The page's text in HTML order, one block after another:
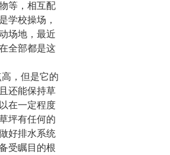
等，相互配
学校操场，
场地，最近
全部都是这
，但是它的
还能保持草
在一定程度
坪有任何的
好排水系统
受瞩目的根